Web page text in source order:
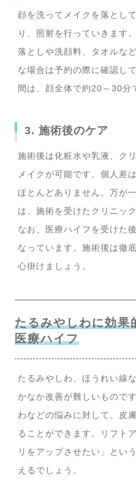
顔を洗ってメイクを落とし
り、照射を行っていきます
落としや洗顔料、タオルな
な場合は予約の際に確認し
間は、顔全体で約20～30分
3. 施術後のケア
施術後は化粧水や乳液、ク
メイクが可能です。個人差
ほとんどありません。万が
は、施術を受けたクリニッ
なお、医療ハイフを受けた
なっています。施術後は徹
心掛けましょう。
たるみやしわに効果
医療ハイフ
たるみやしわ、ほうれい線
かなか改善が難しいもので
わなどの悩みに対して、皮
ることができます。リフト
リをアップさせたい」とい
えるでしょう。